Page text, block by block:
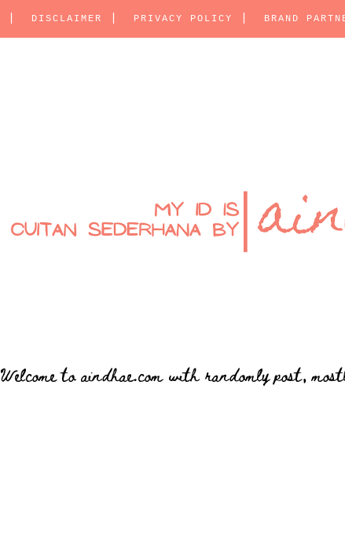
DISCLAIMER PRIVACY POLICY BRAND
Welcome to aindhae.com with randomly post,